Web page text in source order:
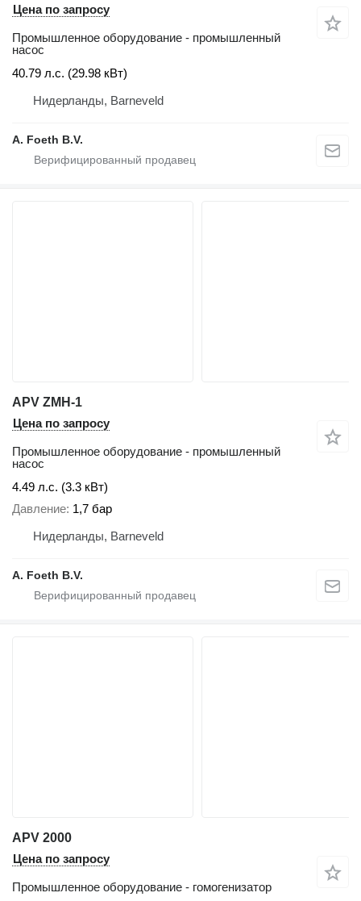
Цена по запросу
Промышленное оборудование - промышленный
насос
40.79 л.с. (29.98 кВт)
Нидерланды, Barneveld
A. Foeth B.V.
APV ZMH-1
Цена по запросу
Промышленное оборудование - промышленный
насос
4.49 л.с. (3.3 кВт)
Давление 1,7 бар
Нидерланды, Barneveld
A. Foeth B.V.
APV 2000
Цена по запросу
Промышленное оборудование - гомогенизатор